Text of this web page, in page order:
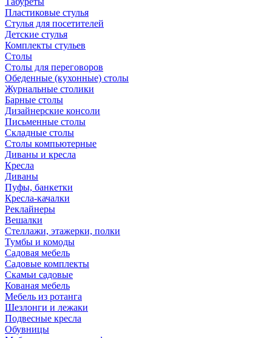
Пластиковые стулья
Стулья для посетителей
Детские стулья
Комплекты стульев
Столы
Столы для переговоров
Обеденные (кухонные) столы
Журнальные столики
Барные столы
Дизайнерские консоли
Письменные столы
Складные столы
Столы компьютерные
Диваны и кресла
Кресла
Диваны
Пуфы, банкетки
Кресла-качалки
Реклайнеры
Вешалки
Стеллажи, этажерки, полки
Тумбы и комоды
Садовая мебель
Садовые комплекты
Скамьи садовые
Кованая мебель
Мебель из ротанга
Шезлонги и лежаки
Подвесные кресла
Обувницы